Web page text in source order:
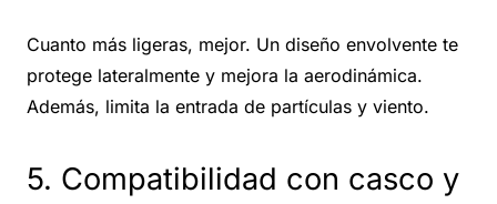
Cuanto más ligeras, mejor. Un diseño envolvente te
protege lateralmente y mejora la aerodinámica.
Además, limita la entrada de partículas y viento.
5. Compatibilidad con casco y